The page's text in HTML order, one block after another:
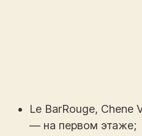
Le BarRouge, Chene
— на первом этаже;